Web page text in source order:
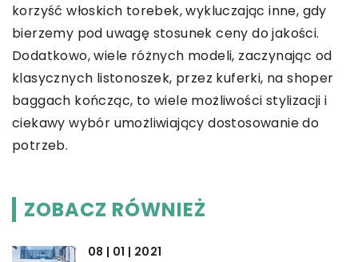
korzyść włoskich torebek, wykluczając inne, gdy
bierzemy pod uwagę stosunek ceny do jakości.
Dodatkowo, wiele różnych modeli, zaczynając od
klasycznych listonoszek, przez kuferki, na shoper
baggach kończąc, to wiele możliwości stylizacji i
ciekawy wybór umożliwiający dostosowanie do
potrzeb.
ZOBACZ RÓWNIEŻ
08 | 01 | 2021